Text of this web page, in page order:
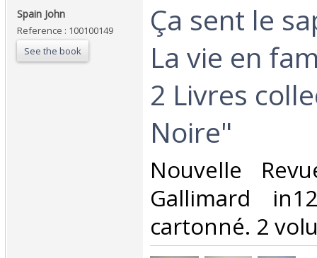
‎Spain John‎
Reference : 100100149
See the book
‎Ça sent le
La vie en
2 Livres
Noire"‎
‎Nouvelle
Gallimard
cartonné. 2